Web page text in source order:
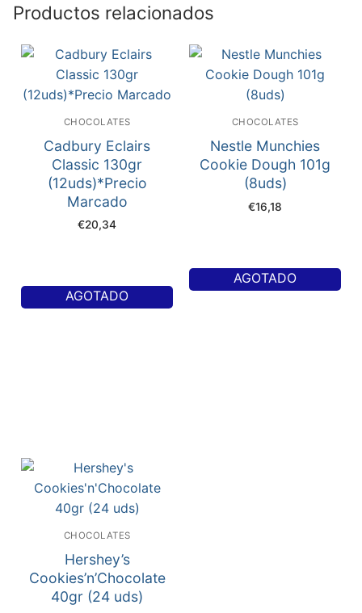
Productos relacionados
CHOCOLATES
Cadbury Eclairs
Classic 130gr
(12uds)*Precio
Marcado
€20,34
AGOTADO
CHOCOLATES
Nestle Munchies
Cookie Dough 101g
(8uds)
€16,18
AGOTADO
CHOCOLATES
Hershey’s
Cookies’n’Chocolate
40gr (24 uds)